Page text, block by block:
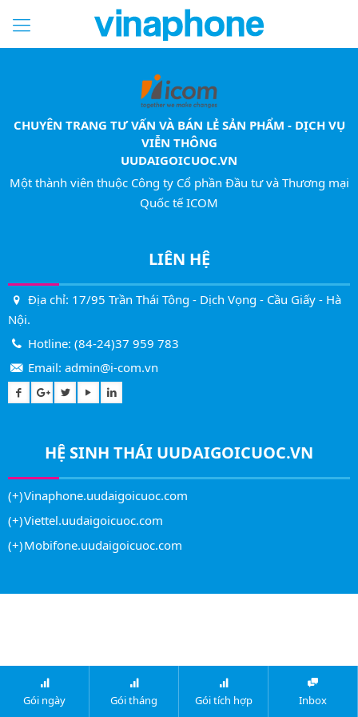
CHUYÊN TRANG TƯ VẤN VÀ BÁN LẺ SẢN PHẨM - DỊCH VỤ
VIỄN THÔNG
UUDAIGOICUOC.VN
Một thành viên thuộc Công ty Cổ phần Đầu tư và Thương mại
Quốc tế ICOM
LIÊN HỆ
Địa chỉ: 17/95 Trần Thái Tông - Dịch Vọng - Cầu Giấy - Hà
Nội.
Hotline: (84-24)37 959 783
Email: admin@i-com.vn
HỆ SINH THÁI UUDAIGOICUOC.VN
Vinaphone.uudaigoicuoc.com
Viettel.uudaigoicuoc.com
Mobifone.uudaigoicuoc.com
Gói ngày Gói tháng Gói tích hợp Inbox